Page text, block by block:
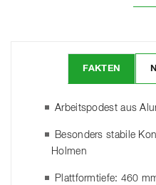
FAKTEN
Arbeitspodest aus
Besonders stabile
Holmen
Plattformtiefe: 460